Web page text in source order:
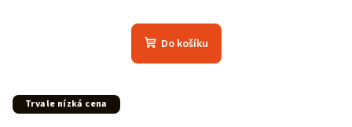
hodnocení
produktu
Do košíku
Trvale nízká cena